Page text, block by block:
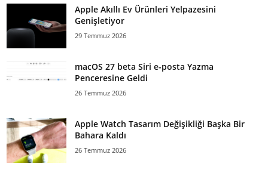
Apple Akıllı Ev Ürünleri Yelpazesini
Genişletiyor
29 Temmuz 2026
macOS 27 beta Siri e-posta Yazma
Penceresine Geldi
26 Temmuz 2026
Apple Watch Tasarım Değişikliği Başka Bir
Bahara Kaldı
26 Temmuz 2026